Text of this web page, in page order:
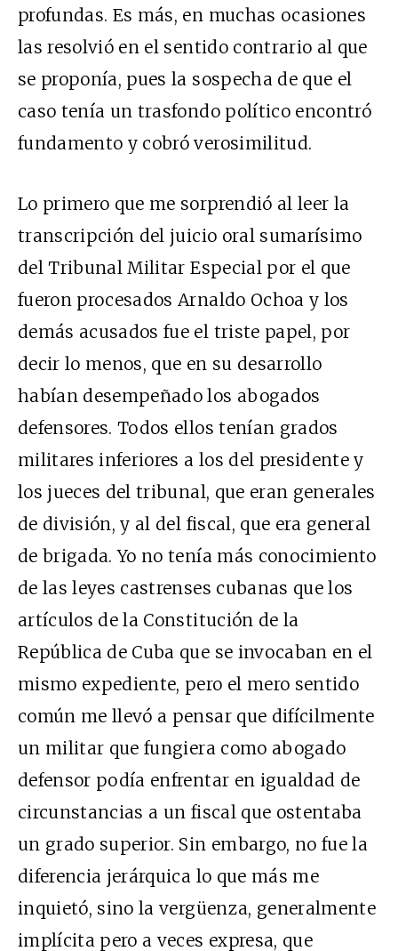
profundas. Es más, en muchas ocasiones
las resolvió en el sentido contrario al que
se proponía, pues la sospecha de que el
caso tenía un trasfondo político encontró
fundamento y cobró verosimilitud.
Lo primero que me sorprendió al leer la
transcripción del juicio oral sumarísimo
del Tribunal Militar Especial por el que
fueron procesados Arnaldo Ochoa y los
demás acusados fue el triste papel, por
decir lo menos, que en su desarrollo
habían desempeñado los abogados
defensores. Todos ellos tenían grados
militares inferiores a los del presidente y
los jueces del tribunal, que eran generales
de división, y al del fiscal, que era general
de brigada. Yo no tenía más conocimiento
de las leyes castrenses cubanas que los
artículos de la Constitución de la
República de Cuba que se invocaban en el
mismo expediente, pero el mero sentido
común me llevó a pensar que difícilmente
un militar que fungiera como abogado
defensor podía enfrentar en igualdad de
circunstancias a un fiscal que ostentaba
un grado superior. Sin embargo, no fue la
diferencia jerárquica lo que más me
inquietó, sino la vergüenza, generalmente
implícita pero a veces expresa, que